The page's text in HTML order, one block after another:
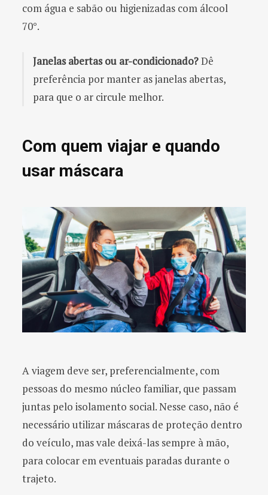
com água e sabão ou higienizadas com álcool
70°.
Janelas abertas ou ar-condicionado?Dê
preferência por manter as janelas abertas,
para que o ar circule melhor.
Com quem viajar e quando
usar máscara
A viagem deve ser, preferencialmente, com
pessoas do mesmo núcleo familiar, que passam
juntas pelo isolamento social. Nesse caso, não é
necessário utilizar máscaras de proteção dentro
do veículo, mas vale deixá-las sempre à mão,
para colocar em eventuais paradas durante o
trajeto.